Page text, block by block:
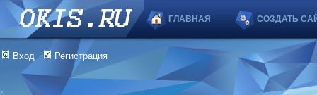
ГЛАВНАЯ СОЗДАТЬ
Вход Регистрация